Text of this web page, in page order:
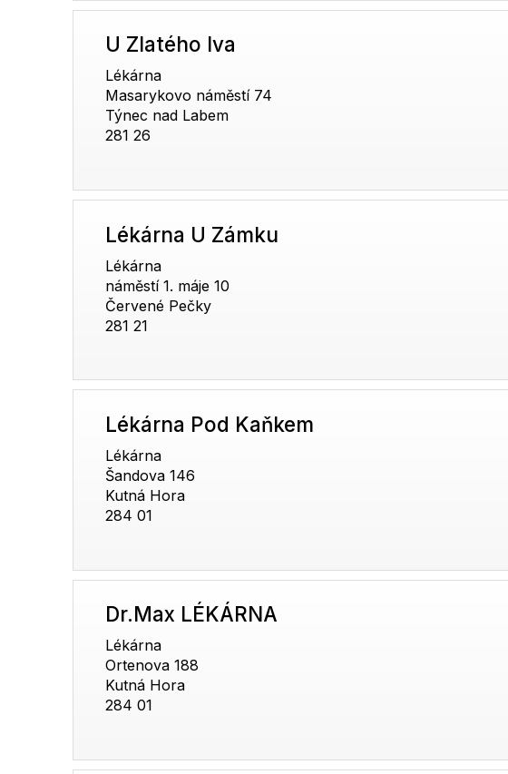
U Zlatého lva
Lékárna
Masarykovo náměstí 74
Týnec nad Labem
281 26
Lékárna U Zámku
Lékárna
náměstí 1. máje 10
Červené Pečky
281 21
Lékárna Pod Kaňkem
Lékárna
Šandova 146
Kutná Hora
284 01
Dr.Max LÉKÁRNA
Lékárna
Ortenova 188
Kutná Hora
284 01